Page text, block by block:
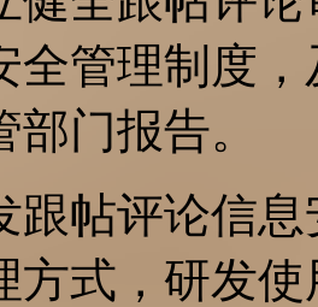
全管理制度
门报告。
跟帖评论信
方式，研发